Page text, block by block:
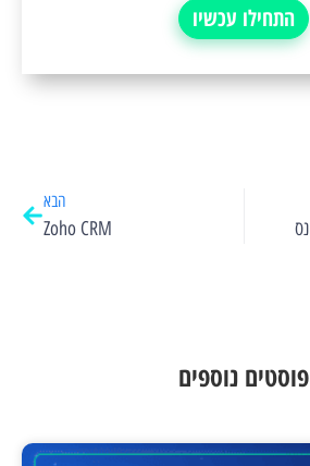
התחילו עכשיו
הבא
Zoho CRM
פוסטים נוספים